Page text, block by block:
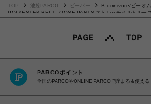
TOP 池袋PARCO ビーバー
B omnivore/ビーオ
POLYESTER BELT LOOSE PANTS ストレッチベルトルー
ス
PARCOポイント
全国のPARCOやONLINE PARCOで貯まる＆使える